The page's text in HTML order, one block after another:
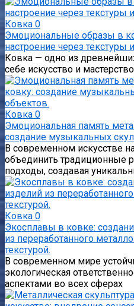
Ковка 0
Эмоциональные образы в
настроение через
Ковка — одно из
себе искусство и
Ковка 0
Эмоциональная память
создание музыкальных
В современном искусстве
объединить традиционные
подходы, создавая
Ковка 0
Экосплавы в ковке:
из переработанного
текстурой.
В современном мире
экологическая
аспектами во всех сферах